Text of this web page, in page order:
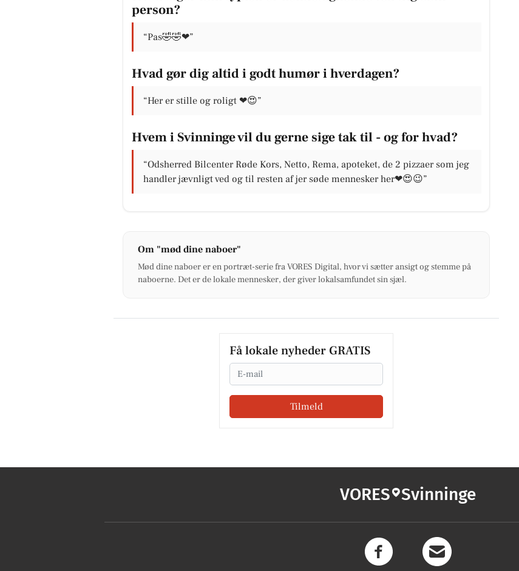
person?
“Pas🤣🤣❤”
Hvad gør dig altid i godt humør i hverdagen?
“Her er stille og roligt ❤😍”
Hvem i Svinninge vil du gerne sige tak til - og for hvad?
“Odsherred Bilcenter Røde Kors, Netto, Rema, apoteket, de 2 pizzaer som jeg
handler jævnligt ved og til resten af jer søde mennesker her❤😍😉”
Om "mød dine naboer"
Mød dine naboer er en portræt-serie fra VORES Digital, hvor vi sætter ansigt og stemme på
naboerne. Det er de lokale mennesker, der giver lokalsamfundet sin sjæl.
Få lokale nyheder GRATIS
Email
Tilmeld
VORES Svinninge